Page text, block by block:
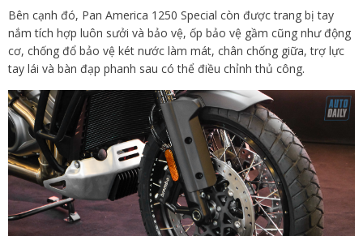
Bên cạnh đó, Pan America 1250 Special còn được trang bị tay
nắm tích hợp luôn sưởi và bảo vệ, ốp bảo vệ gầm cũng như động
cơ, chống đổ bảo vệ két nước làm mát, chân chống giữa, trợ lực
tay lái và bàn đạp phanh sau có thể điều chỉnh thủ công.